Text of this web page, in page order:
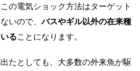
の電気ショック方法はターゲット
いので、バスやギル以外の在来種
ることになります。
たとしても、大多数の外来魚が駆